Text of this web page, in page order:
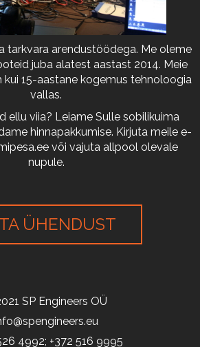
tarkvara arendustöödega. Me oleme
juba alatest aastast 2014. Meie
kui 15-aastane kogemus tehnoloogia
vallas.
ellu viia? Leiame Sulle sobilikuima
hinnapakkumise. Kirjuta meile e-
või vajuta allpool olevale
nupule.
ÜHENDUST
SP Engineers OÜ
4992; +372 516 9995